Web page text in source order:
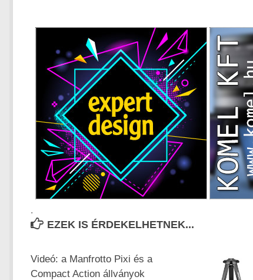
.
EZEK IS ÉRDEKELHETNEK...
Videó: a Manfrotto Pixi és a
Compact Action állványok